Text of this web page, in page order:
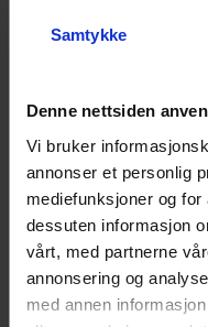
Samtykke
Denne nettsiden
Vi bruker
annonser et personlig
mediefunksjoner og
dessuten informasjon
vårt, med partnerne
annonsering og
med annen
Finn rett
Klikk her for å komme